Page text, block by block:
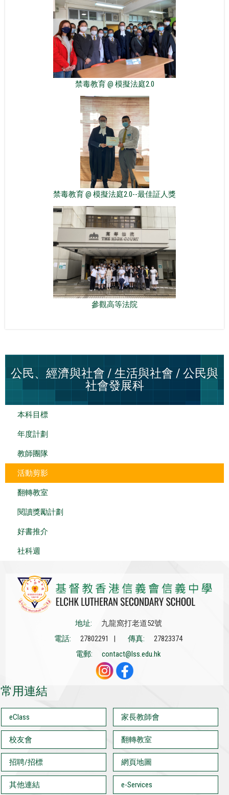
禁毒教育 @ 模擬法庭2.0
禁毒教育 @ 模擬法庭2.0--最佳証人獎
參觀高等法院
公民、經濟與社會 / 生活與社會 / 公民與
社會發展科
本科目標
年度計劃
教師團隊
活動剪影
翻轉教室
閱讀獎勵計劃
好書推介
社科週
地址:
九龍窩打老道52號
電話:
27802291 | 傳真:
27823374
電郵:
contact@lss.edu.hk
常用連結
eClass 家長教師會
校友會 翻轉教室
招聘/招標 網頁地圖
其他連結 e-Services